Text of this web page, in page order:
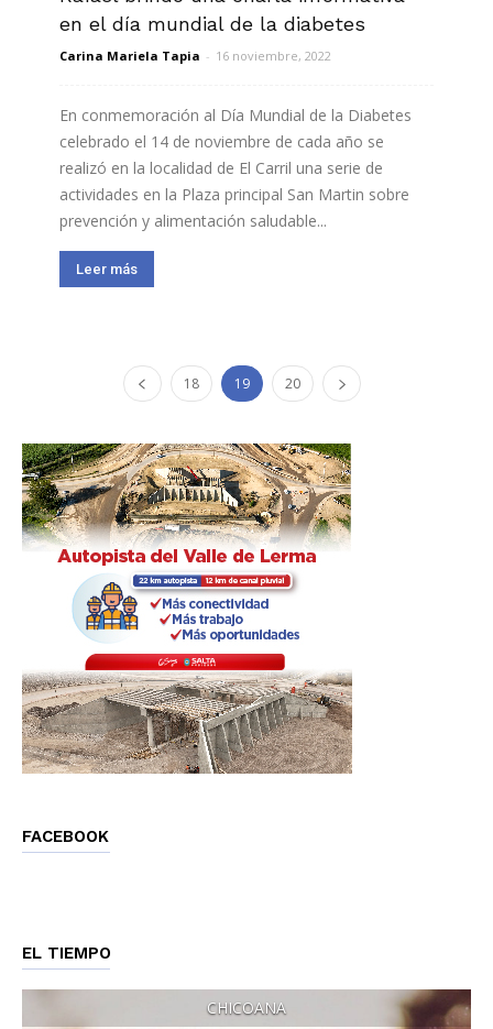
en el día mundial de la diabetes
Carina Mariela Tapia - 16 noviembre, 2022
En conmemoración al Día Mundial de la Diabetes
celebrado el 14 de noviembre de cada año se
realizó en la localidad de El Carril una serie de
actividades en la Plaza principal San Martin sobre
prevención y alimentación saludable...
Leer más
18 19 20
FACEBOOK
EL TIEMPO
CHICOANA